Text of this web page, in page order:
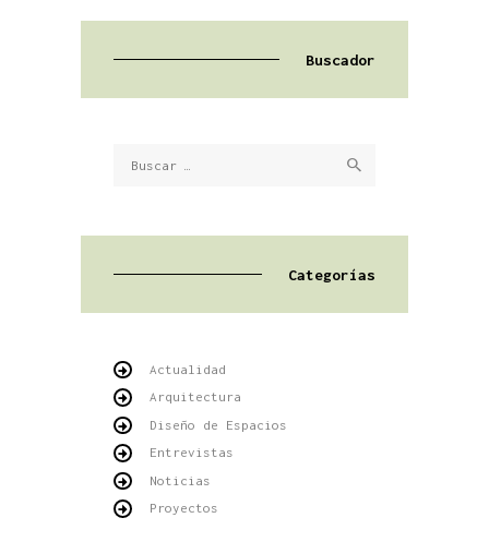
Buscador
Categorías
Actualidad
Arquitectura
Diseño de Espacios
Entrevistas
Noticias
Proyectos